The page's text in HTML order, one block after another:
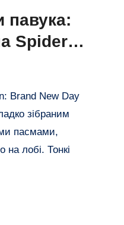
павука:
Spider
Brand New Day
зібраним
пасмами,
лобі. Тонкі